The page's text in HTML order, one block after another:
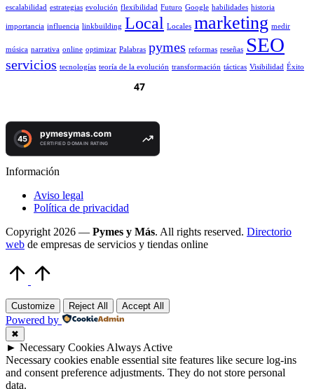
escalabilidad estrategias evolución flexibilidad Futuro Google habilidades historia
importancia influencia linkbuilding Local Locales marketing medir
música narrativa online optimizar Palabras pymes reformas reseñas SEO
servicios tecnologías teoría de la evolución transformación tácticas Visibilidad Éxito
Información
Aviso legal
Política de privacidad
Copyright 2026 — Pymes y Más. All rights reserved. Directorio
web de empresas de servicios y tiendas online
Customize Reject All Accept All
Powered by
✖
► Necessary Cookies Always Active
Necessary cookies enable essential site features like secure log-ins
and consent preference adjustments. They do not store personal
data.